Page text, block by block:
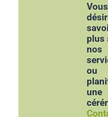
Vous
plus
nos
ou
une